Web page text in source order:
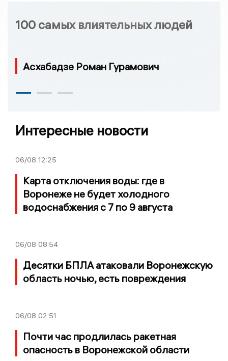
100 самых влиятельных людей
Асхабадзе Роман Гурамович
Интересные новости
06/08 12:25
Карта отключения воды: где в
Воронеже не будет холодного
водоснабжения с 7 по 9 августа
06/08 08:54
Десятки БПЛА атаковали Воронежскую
область ночью, есть повреждения
06/08 02:51
Почти час продлилась ракетная
опасность в Воронежской области